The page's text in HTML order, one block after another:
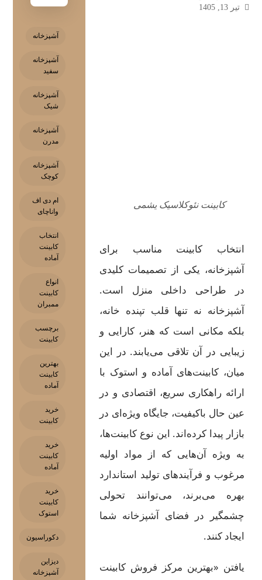
تیر 13, 1405
کابینت نئوکلاسیک یشمی
انتخاب کابینت مناسب برای
آشپزخانه، یکی از تصمیمات کلیدی
در طراحی داخلی منزل است.
آشپزخانه نه تنها قلب تپنده خانه،
بلکه مکانی است که هنر، کارایی و
زیبایی در آن تلاقی می‌یابند. در این
میان، کابینت‌های آماده و استوک با
ارائه راهکاری سریع، اقتصادی و در
عین حال باکیفیت، جایگاه ویژه‌ای در
بازار پیدا کرده‌اند. این نوع کابینت‌ها،
به ویژه آن‌هایی که از مواد اولیه
مرغوب و فرآیندهای تولید استاندارد
بهره می‌برند، می‌توانند تحولی
چشمگیر در فضای آشپزخانه شما
ایجاد کنند.
یافتن «بهترین مرکز فروش کابینت
آشپزخانه
آشپزخانه
سفید
آشپزخانه
شیک
آشپزخانه
مدرن
آشپزخانه
کوچک
ام دی اف
واناچای
انتخاب
کابینت
آماده
انواع
کابینت
ممبران
برچسب
کابینت
بهترین
کابینت
آماده
خرید
کابینت
خرید
کابینت
آماده
خرید
کابینت
استوک
دکوراسیون
دیزاین
آشپزخانه